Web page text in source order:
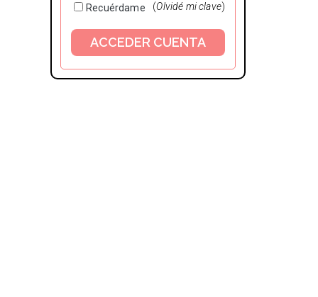
Recuérdame (Olvidé mi clave)